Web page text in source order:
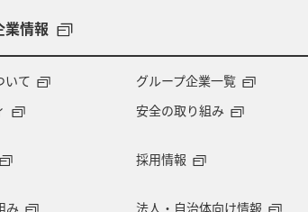
業情報
いて グループ企業一覧
安全の取り組み
採用情報
み 法人・自治体向け情報